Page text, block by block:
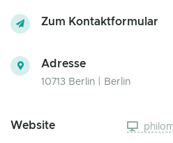
Zum Kontaktformular
Adresse
10713 Berlin | Berlin
Website